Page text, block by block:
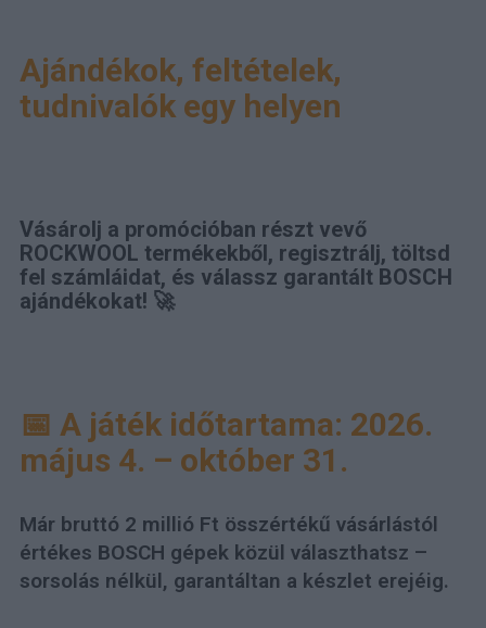
Ajándékok, feltételek,
tudnivalók egy helyen
Vásárolj a promócióban részt vevő
ROCKWOOL termékekből, regisztrálj, töltsd
fel számláidat, és válassz garantált BOSCH
ajándékokat! 🚀
📅 A játék időtartama: 2026.
május 4. – október 31.
Már bruttó 2 millió Ft összértékű vásárlástól
értékes BOSCH gépek közül választhatsz –
sorsolás nélkül, garantáltan a készlet erejéig.